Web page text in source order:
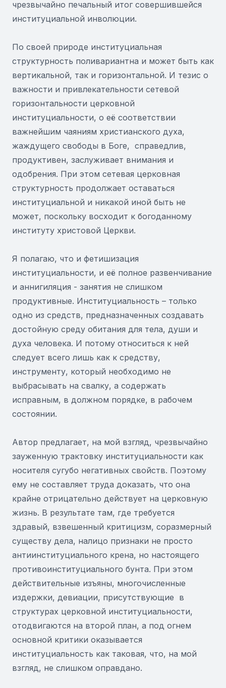
чрезвычайно печальный итог совершившейся
институциальной инволюции.
По своей природе институциальная
структурность поливариантна и может быть как
вертикальной, так и горизонтальной. И тезис о
важности и привлекательности сетевой
горизонтальности церковной
институциальности, о её соответствии
важнейшим чаяниям христианского духа,
жаждущего свободы в Боге, справедлив,
продуктивен, заслуживает внимания и
одобрения. При этом сетевая церковная
структурность продолжает оставаться
институциальной и никакой иной быть не
может, поскольку восходит к богоданному
институту христовой Церкви.
Я полагаю, что и фетишизация
институциальности, и её полное развенчивание
и аннигиляция - занятия не слишком
продуктивные. Институциальность – только
одно из средств, предназначенных создавать
достойную среду обитания для тела, души и
духа человека. И потому относиться к ней
следует всего лишь как к средству,
инструменту, который необходимо не
выбрасывать на свалку, а содержать
исправным, в должном порядке, в рабочем
состоянии.
Автор предлагает, на мой взгляд, чрезвычайно
зауженную трактовку институциальности как
носителя сугубо негативных свойств. Поэтому
ему не составляет труда доказать, что она
крайне отрицательно действует на церковную
жизнь. В результате там, где требуется
здравый, взвешенный критицизм, соразмерный
существу дела, налицо признаки не просто
антиинституциального крена, но настоящего
противоинституциального бунта. При этом
действительные изъяны, многочисленные
издержки, девиации, присутствующие в
структурах церковной институциальности,
отодвигаются на второй план, а под огнем
основной критики оказывается
институциальность как таковая, что, на мой
взгляд, не слишком оправдано.